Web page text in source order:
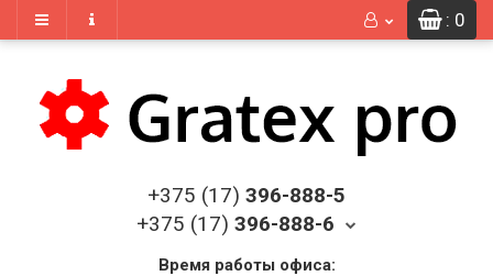
: 0
+375 (17) 396-888-5
+375 (17) 396-888-6
Время работы офиса: